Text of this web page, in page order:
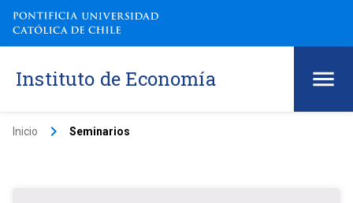
Instituto de Economía
Inicio keyboard_arrow_right Seminarios